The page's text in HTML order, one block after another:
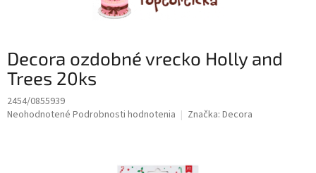
Decora ozdobné vrecko Holly and
Trees 20ks
2454/0855939
Priemerné
Neohodnotené Podrobnosti hodnotenia Značka: Decora